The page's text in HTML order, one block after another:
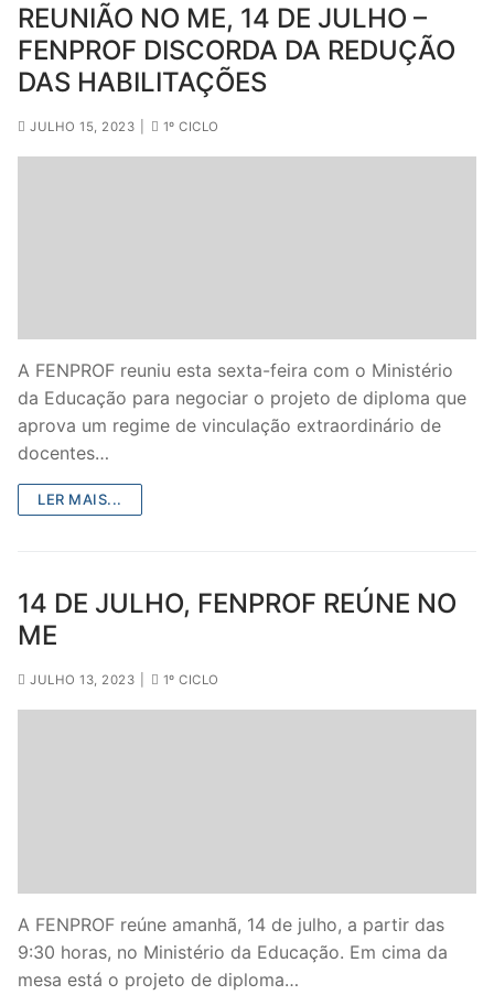
REUNIÃO NO ME, 14 DE JULHO –
FENPROF DISCORDA DA REDUÇÃO
DAS HABILITAÇÕES
JULHO 15, 2023 1º CICLO
A FENPROF reuniu esta sexta-feira com o Ministério
da Educação para negociar o projeto de diploma que
aprova um regime de vinculação extraordinário de
docentes…
LER MAIS...
14 DE JULHO, FENPROF REÚNE NO
ME
JULHO 13, 2023 1º CICLO
A FENPROF reúne amanhã, 14 de julho, a partir das
9:30 horas, no Ministério da Educação. Em cima da
mesa está o projeto de diploma…